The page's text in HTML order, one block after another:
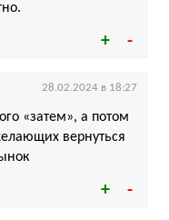
«затем», а потом
вернуться
28.02.2024 в 18:27